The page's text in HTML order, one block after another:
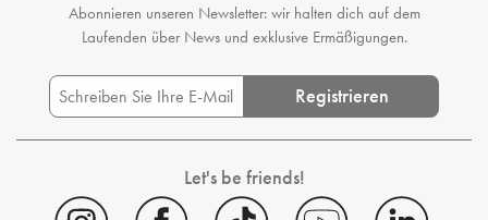
Abonnieren unseren Newsletter: wir halten dich auf dem
Laufenden über News und exklusive Ermäßigungen.
Registrieren
Let's be friends!